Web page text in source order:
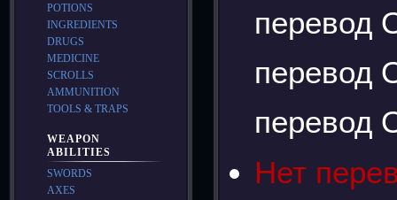
перевод
перевод
перевод
Нет
POTIONS
INGREDIENTS
DRUGS
MEDICINE
SCROLLS
AMMUNITION
TOOLS & TRAPS
WEAPON
ABILITIES
SWORDS
AXES